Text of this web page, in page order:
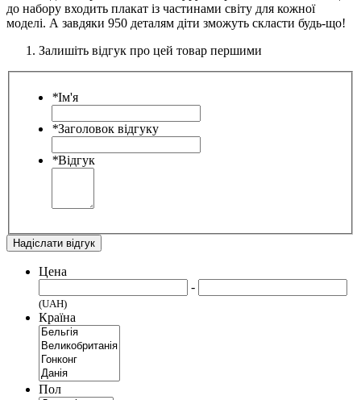
до набору входить плакат із частинами світу для кожної
моделі. А завдяки 950 деталям діти зможуть скласти будь-що!
Залишіть відгук про цей товар першими
*Ім'я
*Заголовок відгуку
*Відгук
Надіслати відгук
Цена
-
(UAH)
Країна
Пол